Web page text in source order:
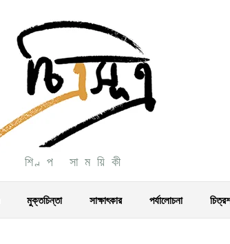
শিল্প সাময়িকী
মুক্তচিন্তা সাক্ষাৎকার পর্যালোচনা